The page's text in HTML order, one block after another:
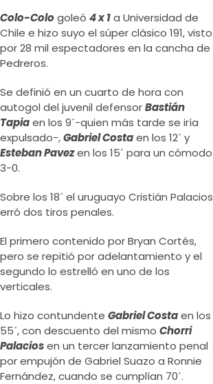
Colo-Cologoleó 4 x 1a Universidad de
Chile e hizo suyo el súper clásico 191, visto
por 28 mil espectadores en la cancha de
Pedreros.
Se definió en un cuarto de hora con
autogol del juvenil defensorBastián
Tapiaen los 9´-quien más tarde se iría
expulsado-,Gabriel Costaen los 12´ y
Esteban Pavezen los 15´ para un cómodo
3-0.
Sobre los 18´ el uruguayo Cristián Palacios
erró dos tiros penales.
El primero contenido por Bryan Cortés,
pero se repitió por adelantamiento y el
segundo lo estrelló en uno de los
verticales.
Lo hizo contundente Gabriel Costaen los
55´, con descuento del mismo Chorri
Palaciosen un tercer lanzamiento penal
por empujón de Gabriel Suazo a Ronnie
Fernández, cuando se cumplían 70´.